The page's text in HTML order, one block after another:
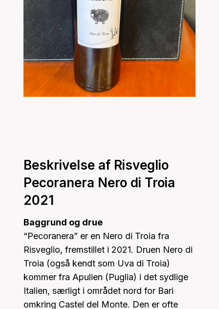
Beskrivelse af Risveglio
Pecoranera Nero di Troia
2021
Baggrund og drue
“Pecoranera” er en Nero di Troia fra
Risveglio, fremstillet i 2021. Druen Nero di
Troia (også kendt som Uva di Troia)
kommer fra Apulien (Puglia) i det sydlige
Italien, særligt i området nord for Bari
omkring Castel del Monte. Den er ofte